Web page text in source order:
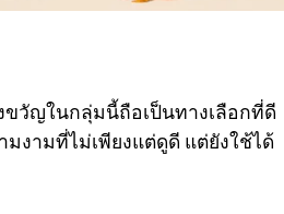
วัญในกลุ่มนี้ถือเป็นทางเลือกที่ดี
งามที่ไม่เพียงแต่ดูดี แต่ยังใช้ได้